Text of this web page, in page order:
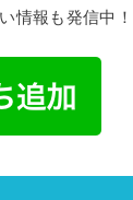
情報も発信中！